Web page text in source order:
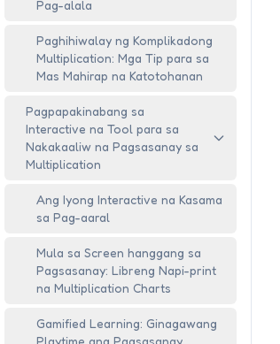
Pag-alala
Paghihiwalay ng Komplikadong
Multiplication: Mga Tip para sa
Mas Mahirap na Katotohanan
Pagpapakinabang sa
Interactive na Tool para sa
Nakakaaliw na Pagsasanay sa
Multiplication
Ang Iyong Interactive na Kasama
sa Pag-aaral
Mula sa Screen hanggang sa
Pagsasanay: Libreng Napi-print
na Multiplication Charts
Gamified Learning: Ginagawang
Playtime ang Pagsasanay